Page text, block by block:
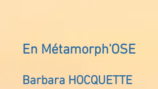
En Métamorph'OSE
Barbara HOCQUETTE